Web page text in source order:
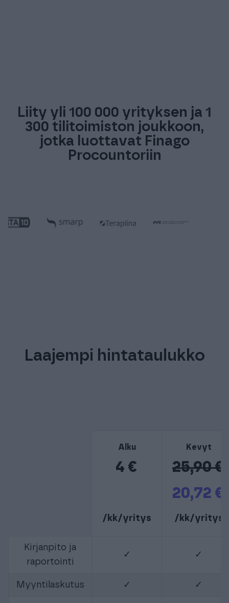
Liity yli 100 000 yrityksen ja 1
300 tilitoimiston joukkoon,
jotka luottavat Finago
Procountoriin
Laajempi hintataulukko
Alku
4 €
/kk/yritys
Kevyt
25,90 €
20,72 €
/kk/yritys
Kirjanpito ja
raportointi
✓ ✓
Myyntilaskutus ✓ ✓